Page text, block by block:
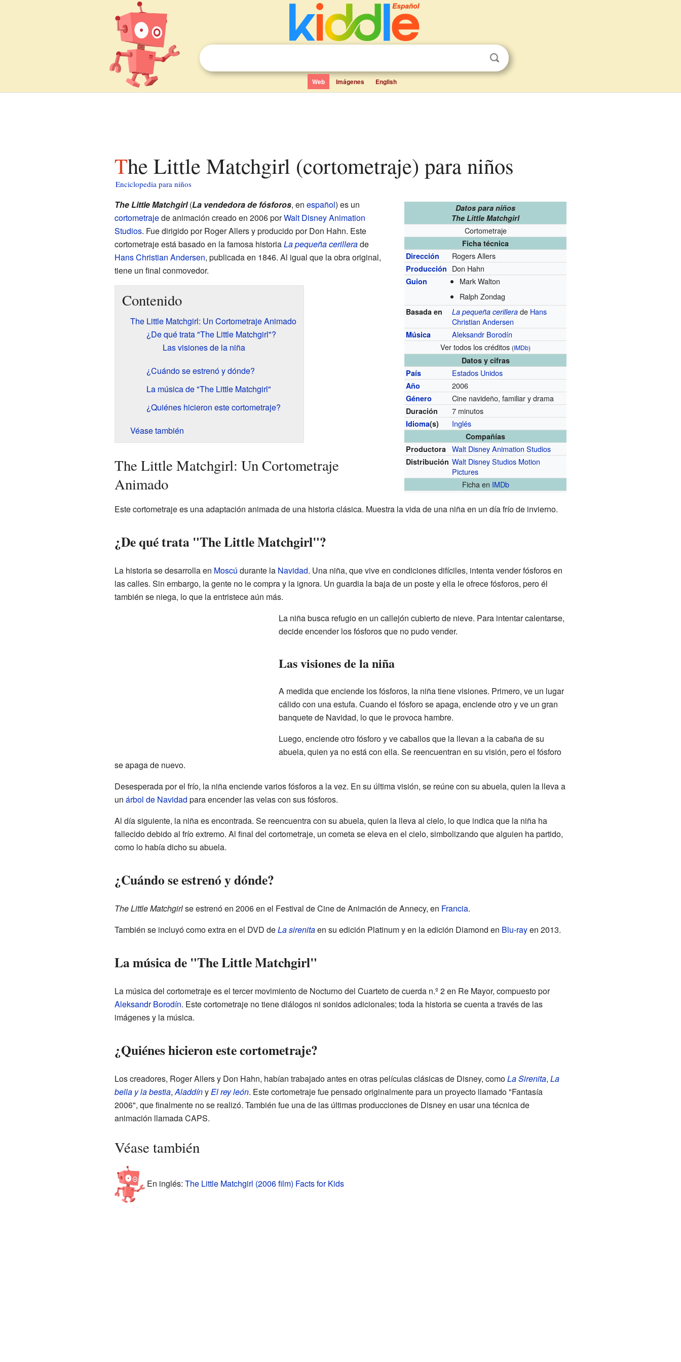
Web Imágenes English
The Little Matchgirl (cortometraje) para niños
Enciclopedia para niños
Datos para niños
The Little Matchgirl
Cortometraje
Ficha técnica
Dirección
Rogers Allers
Producción Don Hahn
Guion
Mark Walton
Ralph Zondag
Basada en La pequeña cerillera de Hans
Christian Andersen
Música
Aleksandr Borodín
Ver todos los créditos (IMDb)
Datos y cifras
País
Estados Unidos
Año 2006
Género Cine navideño, familiar y drama
Duración 7 minutos
Idioma(s) Inglés
Compañías
Productora
Walt Disney Animation Studios
Distribución Walt Disney Studios Motion
Pictures
Ficha en IMDb
The Little Matchgirl(La vendedora de fósforos, en español) es un
cortometrajede animación creado en 2006 porWalt Disney Animation
Studios. Fue dirigido por Roger Allers y producido por Don Hahn. Este
cortometraje está basado en la famosa historiaLa pequeña cerillerade
Hans Christian Andersen, publicada en 1846. Al igual que la obra original,
tiene un final conmovedor.
Contenido
The Little Matchgirl: Un Cortometraje Animado
¿De qué trata "The Little Matchgirl"?
Las visiones de la niña
¿Cuándo se estrenó y dónde?
La música de "The Little Matchgirl"
¿Quiénes hicieron este cortometraje?
Véase también
The Little Matchgirl: Un Cortometraje
Animado
Este cortometraje es una adaptación animada de una historia clásica. Muestra la vida de una niña en un día frío de invierno.
¿De qué trata "The Little Matchgirl"?
La historia se desarrolla en Moscú durante la Navidad. Una niña, que vive en condiciones difíciles, intenta vender fósforos en
las calles. Sin embargo, la gente no le compra y la ignora. Un guardia la baja de un poste y ella le ofrece fósforos, pero él
también se niega, lo que la entristece aún más.
La niña busca refugio en un callejón cubierto de nieve. Para intentar calentarse,
decide encender los fósforos que no pudo vender.
Las visiones de la niña
A medida que enciende los fósforos, la niña tiene visiones. Primero, ve un lugar
cálido con una estufa. Cuando el fósforo se apaga, enciende otro y ve un gran
banquete de Navidad, lo que le provoca hambre.
Luego, enciende otro fósforo y ve caballos que la llevan a la cabaña de su
abuela, quien ya no está con ella. Se reencuentran en su visión, pero el fósforo
se apaga de nuevo.
Desesperada por el frío, la niña enciende varios fósforos a la vez. En su última visión, se reúne con su abuela, quien la lleva a
un árbol de Navidad para encender las velas con sus fósforos.
Al día siguiente, la niña es encontrada. Se reencuentra con su abuela, quien la lleva al cielo, lo que indica que la niña ha
fallecido debido al frío extremo. Al final del cortometraje, un cometa se eleva en el cielo, simbolizando que alguien ha partido,
como lo había dicho su abuela.
¿Cuándo se estrenó y dónde?
The Little Matchgirlse estrenó en 2006 en el Festival de Cine de Animación de Annecy, en Francia.
También se incluyó como extra en el DVD deLa sirenitaen su edición Platinum y en la edición Diamond en Blu-rayen 2013.
La música de "The Little Matchgirl"
La música del cortometraje es el tercer movimiento de Nocturno del Cuarteto de cuerda n.º 2 en Re Mayor, compuesto por
Aleksandr Borodín. Este cortometraje no tiene diálogos ni sonidos adicionales; toda la historia se cuenta a través de las
imágenes y la música.
¿Quiénes hicieron este cortometraje?
Los creadores, Roger Allers y Don Hahn, habían trabajado antes en otras películas clásicas de Disney, comoLa Sirenita, La
bella y la bestia,AladdínyEl rey león. Este cortometraje fue pensado originalmente para un proyecto llamado "Fantasía
2006", que finalmente no se realizó. También fue una de las últimas producciones de Disney en usar una técnica de
animación llamada CAPS.
Véase también
En inglés: The Little Matchgirl (2006 film) Facts for Kids